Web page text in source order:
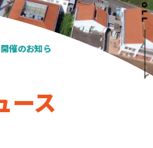
催のお知ら
ース